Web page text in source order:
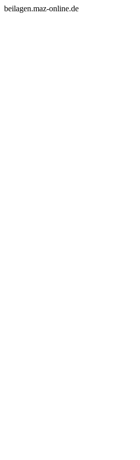
beilagen.maz-online.de